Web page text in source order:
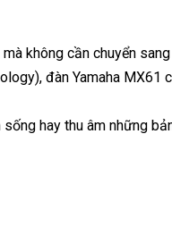
không cần chuyển
đàn Yamaha MX61
hay thu âm những